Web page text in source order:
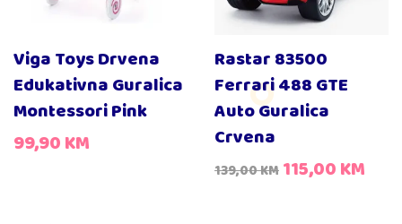
Viga Toys Drvena
Edukativna Guralica
Montessori Pink
99,90KM
Rastar 83500
Ferrari 488 GTE
Auto Guralica
Crvena
139,00KM 115,00KM